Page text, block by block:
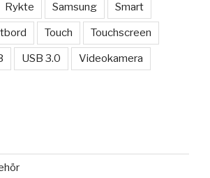
Rykte Samsung Smart
Touch Touchscreen
USB 3.0 Videokamera